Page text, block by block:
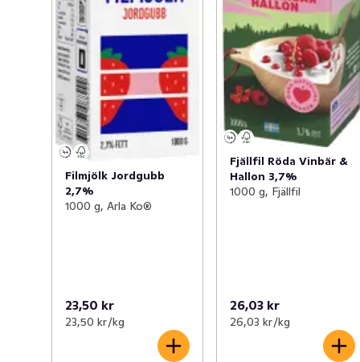
Filmjölk Jordgubb
2,7%
1000 g, Arla Ko®
23,50 kr
23,50 kr /kg
Fjällfil Röda Vinbär &
Hallon 3,7%
1000 g, Fjällfil
26,03 kr
26,03 kr /kg